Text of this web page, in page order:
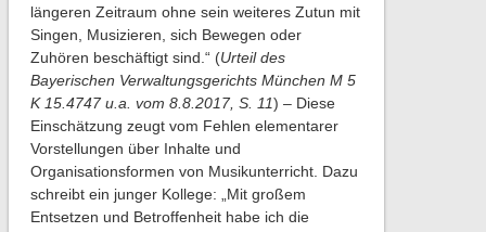
längeren Zeitraum ohne sein weiteres Zutun mit
Singen, Musizieren, sich Bewegen oder
Zuhören beschäftigt sind.“ (Urteil des
Bayerischen Verwaltungsgerichts München M 5
K 15.4747 u.a. vom 8.8.2017, S. 11) – Diese
Einschätzung zeugt vom Fehlen elementarer
Vorstellungen über Inhalte und
Organisationsformen von Musikunterricht. Dazu
schreibt ein junger Kollege: „Mit großem
Entsetzen und Betroffenheit habe ich die